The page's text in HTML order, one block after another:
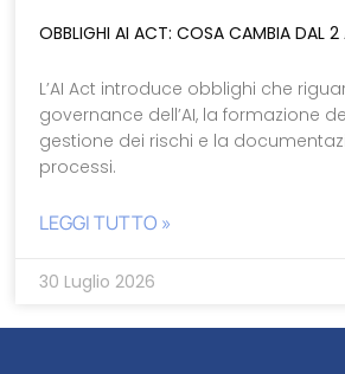
OBBLIGHI AI ACT: COSA CAMBIA DAL
L’AI Act introduce obblighi che
governance dell’AI, la formazione
gestione dei rischi e la
processi.
LEGGI TUTTO »
30 Luglio 2026